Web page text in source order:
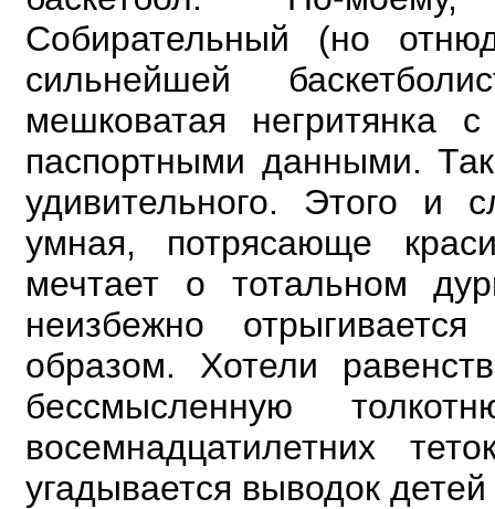
Собирательный (но
сильнейшей
мешковатая негритянка
паспортными данными.
удивительного. Этого и
умная, потрясающе
мечтает о тотальном
неизбежно
образом. Хотели
бессмысленную
восемнадцатилетних
угадывается выводок